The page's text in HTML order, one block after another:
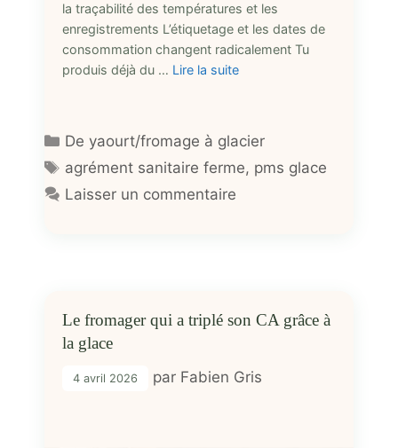
la traçabilité des températures et les
enregistrements L’étiquetage et les dates de
consommation changent radicalement Tu
produis déjà du … Lire la suite
Catégories
De yaourt/fromage à glacier
Étiquettes
agrément sanitaire ferme, pms glace
Laisser un commentaire
Le fromager qui a triplé son CA grâce à
la glace
4 avril 2026 par Fabien Gris